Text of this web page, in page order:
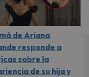
de Ariana
responde a
sobre la
de su hija y